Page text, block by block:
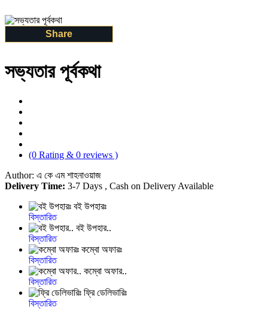
Share
সভ্যতার পূর্বকথা
(0 Rating & 0 reviews )
Author: এ কে এম শাহনাওয়াজ
Delivery Time: 3-7 Days , Cash on Delivery Available
বই উপহারঃ
বিস্তারিত
বই উপহার..
বিস্তারিত
কম্বো অফারঃ
বিস্তারিত
কম্বো অফার..
বিস্তারিত
ফ্রি ডেলিভারিঃ
বিস্তারিত